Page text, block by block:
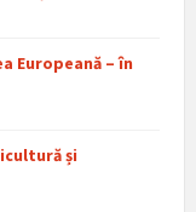
Europeană – în
și